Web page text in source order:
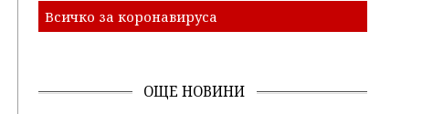
Всичко за коронавируса
ОЩЕ НОВИНИ